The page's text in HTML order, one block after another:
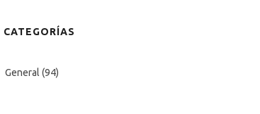
CATEGORÍAS
General (94)